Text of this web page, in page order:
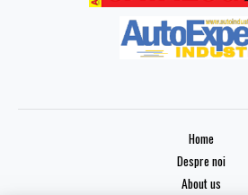
Home
Despre noi
About us